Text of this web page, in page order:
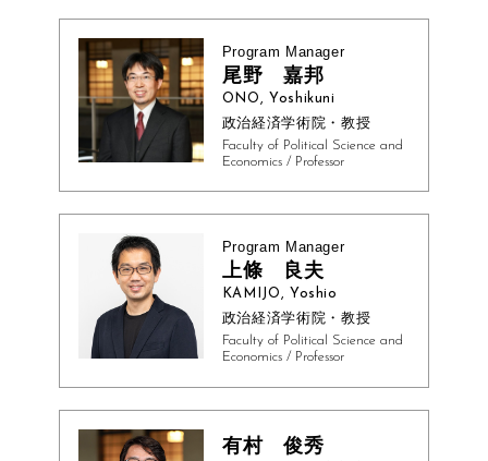
Program Manager
尾野 嘉邦
ONO, Yoshikuni
政治経済学術院・教授
Faculty of Political Science and
Economics / Professor
Program Manager
上條 良夫
KAMIJO, Yoshio
政治経済学術院・教授
Faculty of Political Science and
Economics / Professor
有村 俊秀